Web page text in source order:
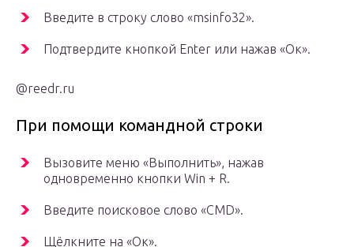
Введите в строку слово «msinfo32».
Подтвердите кнопкой Enter или нажав «Ок».
@reedr.ru
При помощи командной строки
Вызовите меню «Выполнить», нажав
одновременно кнопки Win + R.
Введите поисковое слово «CMD».
Щёлкните на «Ок».